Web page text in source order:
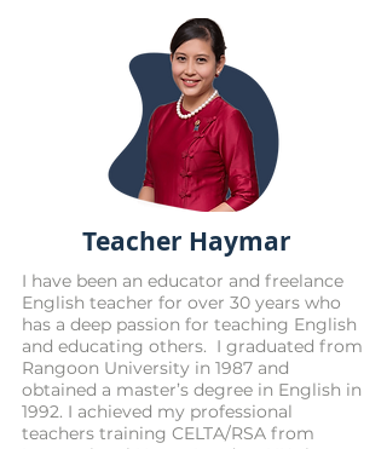
Teacher Haymar
I have been an educator and freelance
English teacher for over 30 years who
has a deep passion for teaching English
and educating others. I graduated from
Rangoon University in 1987 and
obtained a master’s degree in English in
1992. I achieved my professional
teachers training CELTA/RSA from